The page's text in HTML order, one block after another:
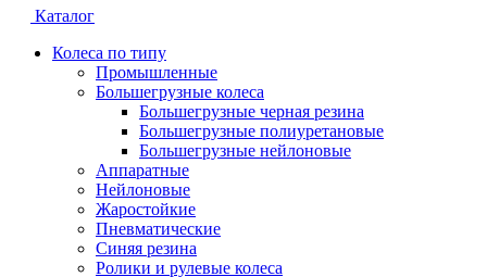
Каталог
Колеса по типу
Промышленные
Большегрузные колеса
Большегрузные черная резина
Большегрузные полиуретановые
Большегрузные нейлоновые
Аппаратные
Нейлоновые
Жаростойкие
Пневматические
Синяя резина
Ролики и рулевые колеса